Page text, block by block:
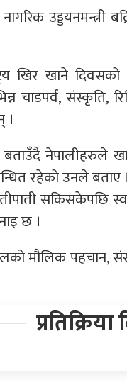
उड्डयनमन्त्री
खिर खाने
चाडपर्व, संस्कृति,
।
नेपालीहरुले
रहेको उनले बताए
सकिसकेपछि
छ ।
मौलिक पहचान,